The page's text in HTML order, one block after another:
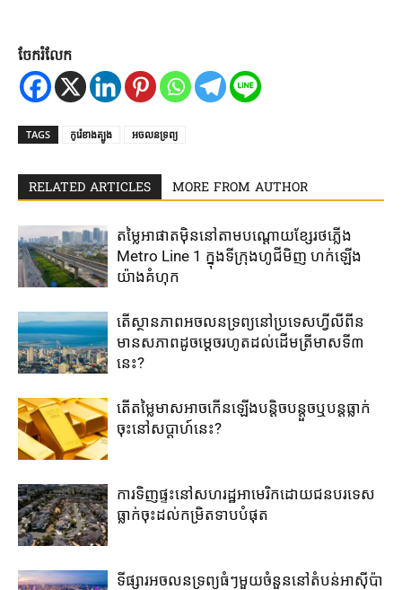
ចែករំលែក
TAGS កូរ៉េ​ខាងត្បូង​ អចលនទ្រព្យ
RELATED ARTICLES MORE FROM AUTHOR
តម្លៃ​អាផាត​មុិន​នៅ​តាម​បណ្តោយ​ខ្សែ​រថភ្លើង​
Metro Line 1​ ក្នុង​ទីក្រុងហូជីមិញ ​ហក់​ឡើង​
យ៉ាង​គំហុក​
តើ​ស្ថានភាព​អចលនទ្រព្យ​នៅ​ប្រទេសហ្វីលីពីន​
មាន​សភាព​ដូច​ម្តេច​រហូត​ដល់​ដើម​ត្រីមាសទី៣​
នេះ​?​
តើតម្លៃមាសអាចកើនឡើងបន្តិចបន្តួចឬបន្តធ្លាក់
ចុះនៅសប្តាហ៍នេះ?
ការទិញផ្ទះនៅសហរដ្ឋអាមេរិកដោយជនបរទេស
ធ្លាក់ចុះដល់កម្រិតទាបបំផុត
ទីផ្សារអចលនទ្រព្យ​ធំៗមួយ​ចំនួន​នៅ​តំបន់​អាស៊ីប៉ា